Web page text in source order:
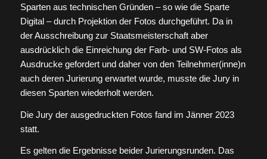
Sparten aus technischen Gründen – so wie die Sparte
Digital – durch Projektion der Fotos durchgeführt. Da in
der Ausschreibung zur Staatsmeisterschaft aber
ausdrücklich die Einreichung der Farb- und SW-Fotos als
Ausdrucke gefordert und daher von den Teilnehmer(inne)n
auch deren Jurierung erwartet wurde, musste die Jury in
diesen Sparten wiederholt werden.
Die Jury der ausgedruckten Fotos fand im Jänner 2023
statt.
Es gelten die Ergebnisse beider Jurierungsrunden. Das